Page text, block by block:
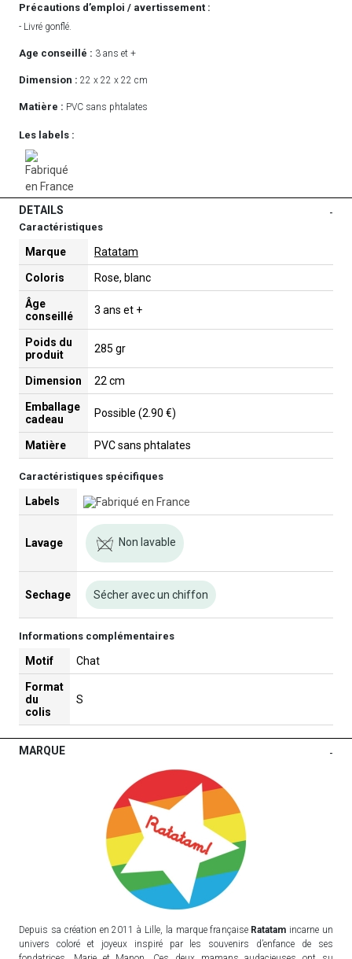
Précautions d’emploi / avertissement :
- Livré gonflé.
Age conseillé : 3 ans et +
Dimension : 22 x 22 x 22 cm
Matière : PVC sans phtalates
Les labels :
DETAILS -
Caractéristiques
Marque Ratatam
Coloris Rose, blanc
Âge
conseillé
3 ans et +
Poids du
produit
285 gr
Dimension 22 cm
Emballage
cadeau
Possible (2.90 €)
Matière PVC sans phtalates
Caractéristiques spécifiques
Labels
Lavage Non lavable
Sechage Sécher avec un chiffon
Informations complémentaires
Motif Chat
Format
du
colis
S
MARQUE -
Depuis sa création en 2011 à Lille, la marque française Ratatam incarne un
univers coloré et joyeux inspiré par les souvenirs d’enfance de ses